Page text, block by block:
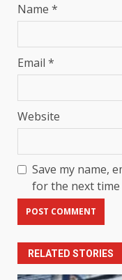
Name *
Email *
Website
Save my name,
for the next time
RELATED STORIES